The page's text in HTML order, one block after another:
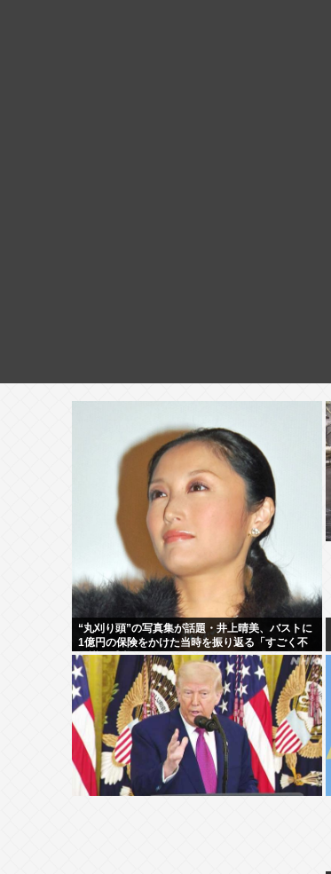
“丸刈り頭”の写真集が話題・井上晴美、バストに
1億円の保険をかけた当時を振り返る「すごく不
思議な感覚」